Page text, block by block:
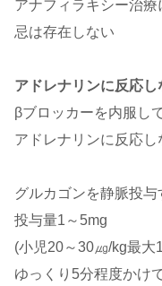
アナフィラキシー治
忌は存在しない
アドレナリンに反応し
βブロッカーを内服し
アドレナリンに反応し
グルカゴンを静脈投与
投与量1～5mg
(小児20～30㎍/kg最大
ゆっくり5分程度かけ